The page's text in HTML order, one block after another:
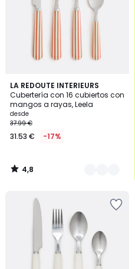
LA REDOUTE INTERIEURS
Cubertería con 16 cubiertos con
mangos a rayas, Leela
desde
37.99 €
31.53 € -17%
4,8
/ 5
4
Colores
4,8
/